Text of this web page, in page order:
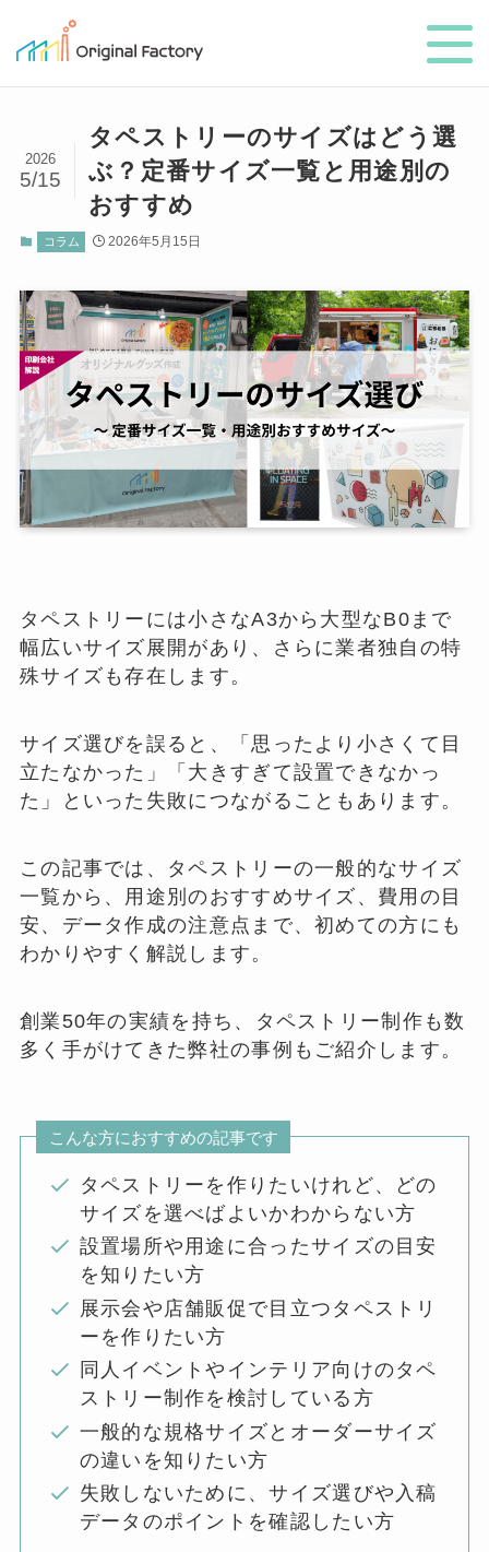
タペストリーのサイズはどう選
ぶ？定番サイズ一覧と用途別の
おすすめ
2026
5/15
コラム 2026年5月15日
タペストリーには小さなA3から大型なB0まで
幅広いサイズ展開があり、さらに業者独自の特
殊サイズも存在します。
サイズ選びを誤ると、「思ったより小さくて目
立たなかった」「大きすぎて設置できなかっ
た」といった失敗につながることもあります。
この記事では、タペストリーの一般的なサイズ
一覧から、用途別のおすすめサイズ、費用の目
安、データ作成の注意点まで、初めての方にも
わかりやすく解説します。
創業50年の実績を持ち、タペストリー制作も数
多く手がけてきた弊社の事例もご紹介します。
こんな方におすすめの記事です
タペストリーを作りたいけれど、どの
サイズを選べばよいかわからない方
設置場所や用途に合ったサイズの目安
を知りたい方
展示会や店舗販促で目立つタペストリ
ーを作りたい方
同人イベントやインテリア向けのタペ
ストリー制作を検討している方
一般的な規格サイズとオーダーサイズ
の違いを知りたい方
失敗しないために、サイズ選びや入稿
データのポイントを確認したい方